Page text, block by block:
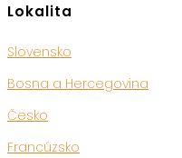
Lokalita
Slovensko
Bosna a Hercegovina
Česko
Francúzsko